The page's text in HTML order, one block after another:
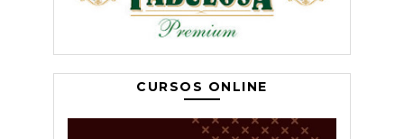
CURSOS ONLINE